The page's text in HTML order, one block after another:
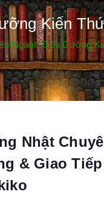
Kiến
Ngành Điều Dưỡng
Nhật
& Giao